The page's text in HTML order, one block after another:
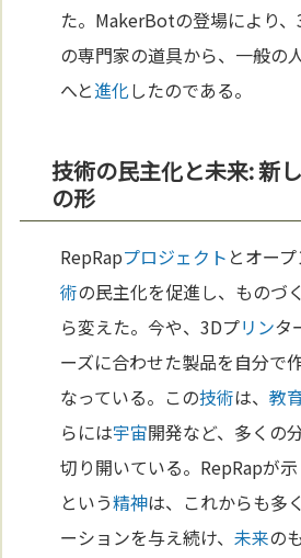
た。MakerBotの登場により
の専門家の道具から、一般の
へと進化したのである。
技術の民主化と未来: 新
の形
RepRapプロジェクト とオー
術の民主化を促進し、ものづ
ら変えた。今や、3Dプリンタ
ーズに合わせた製品を自分で
なっている。この技術は、教
らには宇宙開発など、多くの
切り開いている。RepRapが示
という精神は、これからも多
ーションを与え続け、未来の